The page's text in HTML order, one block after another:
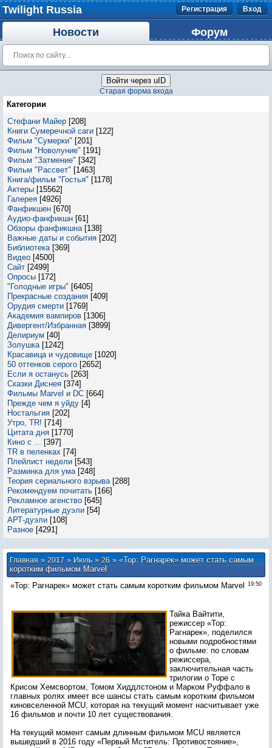
Twilight Russia Регистрация Вход
Новости Форум
Войти через uID
Старая форма входа
Категории
Стефани Майер [208]
Книги Сумеречной саги [122]
Фильм "Сумерки" [201]
Фильм "Новолуние" [191]
Фильм "Затмение" [342]
Фильм "Рассвет" [1463]
Книга/фильм "Гостья" [1178]
Актеры [15562]
Галерея [4926]
Фанфикшен [670]
Аудио-фанфикшн [61]
Обзоры фанфикшна [138]
Важные даты и события [202]
Библиотека [369]
Видео [4500]
Сайт [2499]
Опросы [172]
"Голодные игры" [6405]
Прекрасные создания [409]
Орудия смерти [1769]
Академия вампиров [1306]
Дивергент/Избранная [3899]
Делириум [40]
Золушка [1242]
Красавица и чудовище [1020]
50 оттенков серого [2652]
Если я останусь [263]
Сказки Диснея [374]
Фильмы Marvel и DC [664]
Прежде чем я уйду [4]
Ностальгия [202]
Утро, TR! [714]
Цитата дня [1770]
Кино с ... [397]
TR в пеленках [74]
Плейлист недели [543]
Разминка для ума [248]
Теория сериального взрыва [288]
Рекомендуем почитать [166]
Рекламное агенство [645]
Литературные дуэли [54]
АРТ-дуэли [108]
Разное [4291]
Главная»2017 » Июль » 26» «Тор: Рагнарек» может стать самым
коротким фильмом Marvel
19:50
«Тор: Рагнарек» может стать самым коротким фильмом Marvel
Тайка Вайтити,
режиссер «Тор:
Рагнарек», поделился
новыми подробностями
о фильме: по словам
режиссера,
заключительная часть
трилогии о Торе с
Крисом Хемсвортом, Томом Хиддлстоном и Марком Руффало в
главных ролях имеет все шансы стать самым коротким фильмом
киновселенной MCU, которая на текущий момент насчитывает уже
16 фильмов и почти 10 лет существования.
На текущий момент самым длинным фильмом MCU является
вышедший в 2016 году «Первый Мститель: Противостояние»,